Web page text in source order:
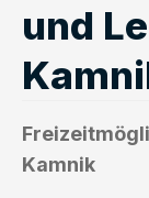
und
Kamnik